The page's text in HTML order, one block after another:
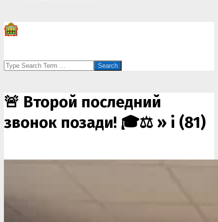
Search
🚨 Второй последний
звонок позади! 🎓⚖️ » i (81)